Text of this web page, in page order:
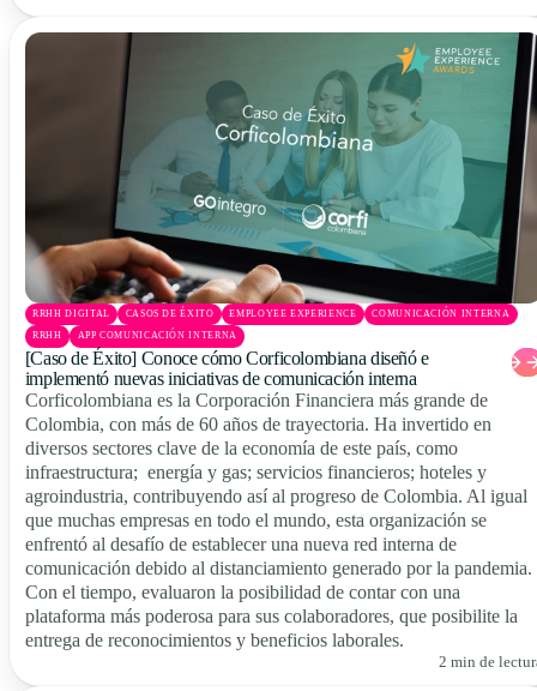
RRHH DIGITAL CASOS DE ÉXITO EMPLOYEE EXPERIENCE COMUNICACIÓN INTERNA
RRHH APP COMUNICACIÓN INTERNA
[Caso de Éxito] Conoce cómo Corficolombiana diseñó e
implementó nuevas iniciativas de comunicación interna
Corficolombiana es la Corporación Financiera más grande de
Colombia, con más de 60 años de trayectoria. Ha invertido en
diversos sectores clave de la economía de este país, como
infraestructura; energía y gas; servicios financieros; hoteles y
agroindustria, contribuyendo así al progreso de Colombia. Al igual
que muchas empresas en todo el mundo, esta organización se
enfrentó al desafío de establecer una nueva red interna de
comunicación debido al distanciamiento generado por la pandemia.
Con el tiempo, evaluaron la posibilidad de contar con una
plataforma más poderosa para sus colaboradores, que posibilite la
entrega de reconocimientos y beneficios laborales.
2 min de